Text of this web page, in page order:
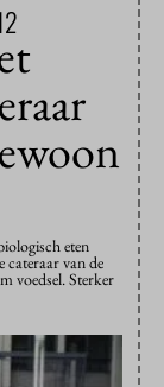
eten
cateraar van de
voedsel. Sterker